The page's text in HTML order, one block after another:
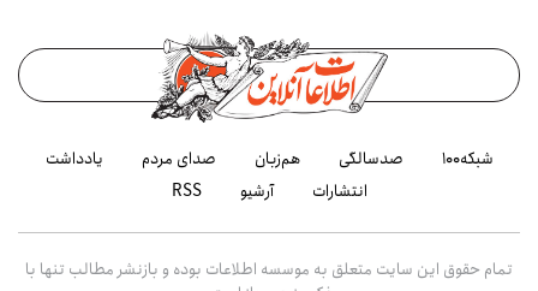
شبکه۱۰۰ صدسالگی هم‌زبان صدای مردم
یادداشت
انتشارات
آرشیو RSS
تمام حقوق این سایت متعلق به موسسه اطلاعات بوده و بازنشر مطالب تنها با